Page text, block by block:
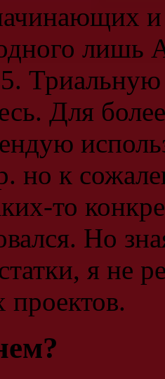
лишь
Для
но к
то
Но
я не